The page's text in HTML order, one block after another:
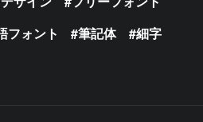
フォント 筆記体
細字